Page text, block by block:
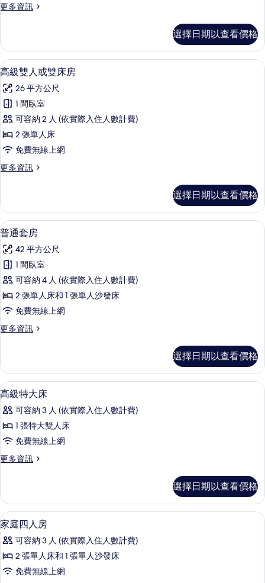
的
有
相
片
更多資訊
更
雙
人
房
詳
情
選擇日期以查看價格
顯
示
高
級
雙
人
雙
房
的
所
有
相
片
客房內保險箱、筆電工作空間、隔音
7
高級雙人或雙床房
26 平方公尺
1 間臥室
可容納 2 人 (依實際入住人數計費)
2 張單人床
免費無線上網
更多資訊
更
雙
人
或
雙
床
房
的
詳
情
選擇日期以查看價格
顯
示
普
通
套
房
所
相
片
客房內保險箱、筆電工作空間、隔音
13
普通套房
42 平方公尺
1 間臥室
可容納 4 人 (依實際入住人數計費)
2 張單人床和 1 張單人沙發床
免費無線上網
更多資訊
更
套
房
的
情
選擇日期以查看價格
顯
示
高
級
大
的
所
有
相
片
客房內保險箱、筆電工作空間、隔音
7
高級特大床
可容納 3 人 (依實際入住人數計費)
1 張特大雙人床
免費無線上網
更多資訊
更
特
大
床
的
詳
情
選擇日期以查看價格
顯
示
家
庭
客房內保險箱、筆電工作空間、隔音
3
家庭四人房
可容納 3 人 (依實際入住人數計費)
2 張單人床和 1 張單人沙發床
免費無線上網